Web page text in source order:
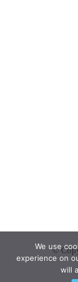
©
We use
experience on
will